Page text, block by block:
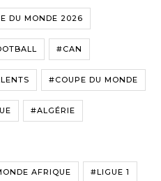
DU MONDE 2026
#CAN
#COUPE DU MONDE
#ALGÉRIE
AFRIQUE #LIGUE 1